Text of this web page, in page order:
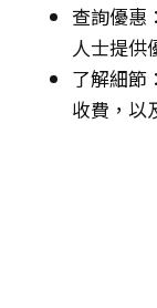
查詢優惠
人士提供
了解細節
收費，以